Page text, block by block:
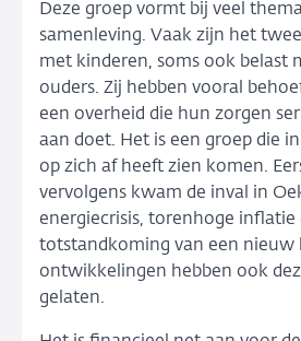
Deze groep vormt bij veel
samenleving. Vaak zijn het
met kinderen, soms ook belast
ouders. Zij hebben vooral
een overheid die hun zorgen
aan doet. Het is een groep die
op zich af heeft zien komen.
vervolgens kwam de inval in
energiecrisis, torenhoge inflatie
totstandkoming van een nieuw
ontwikkelingen hebben ook
gelaten.